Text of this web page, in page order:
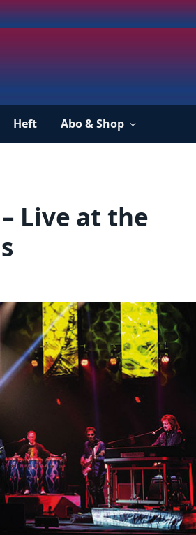
Heft Abo & Shop
Live at the